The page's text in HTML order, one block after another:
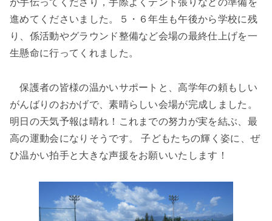
が手伝ってくださり，手際よく テント張り などの準備を
進めてくださいました。
５・６年生も午後から学校に残
り、係活動やグラウンド整備など会場の最終仕上げを一
生懸命に行ってくれました。
保護者の皆様の温かいサポートと、高学年の頼もしい
がんばりのおかげで、素晴らしい会場が完成しました。
明日の天気予報は晴れ ！これまでの努力が実を結ぶ、最
高の運動会になりそうです。 子どもたちの輝く姿に、ぜ
ひ温かい拍手と大きな声援をお願いいたします！